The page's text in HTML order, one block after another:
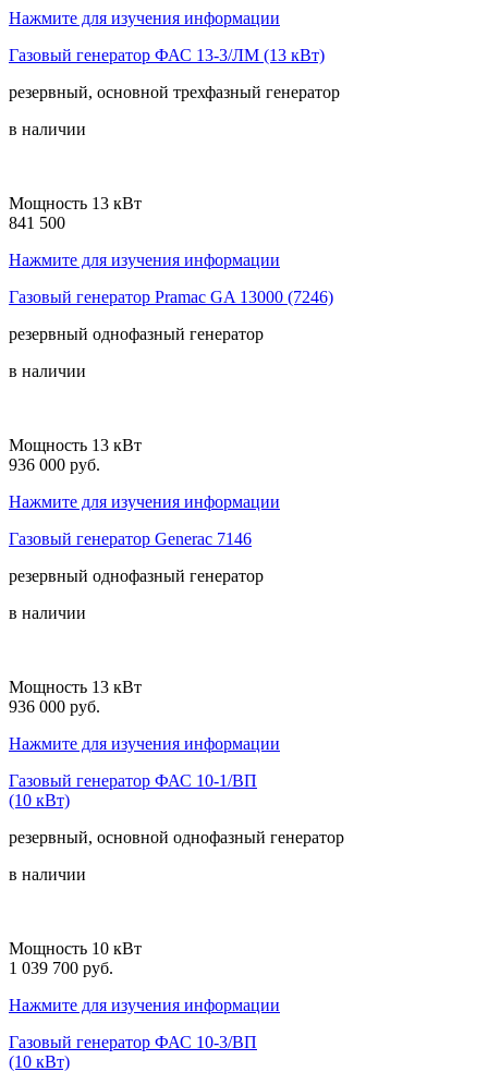
Нажмите для изучения информации
Газовый генератор ФАС 13-3/ЛМ (13 кВт)
резервный, основной трехфазный генератор
в наличии
Мощность 13 кВт
841 500
Нажмите для изучения информации
Газовый генератор Pramac GA 13000 (7246)
резервный однофазный генератор
в наличии
Мощность 13 кВт
936 000 руб.
Нажмите для изучения информации
Газовый генератор Generac 7146
резервный однофазный генератор
в наличии
Мощность 13 кВт
936 000 руб.
Нажмите для изучения информации
Газовый генератор ФАС 10-1/ВП
(10 кВт)
резервный, основной однофазный генератор
в наличии
Мощность 10 кВт
1 039 700 руб.
Нажмите для изучения информации
Газовый генератор ФАС 10-3/ВП
(10 кВт)